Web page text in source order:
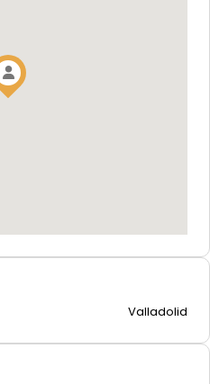
Valladolid